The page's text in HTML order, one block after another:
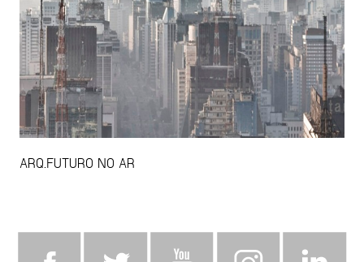
ARQ.FUTURO NO AR